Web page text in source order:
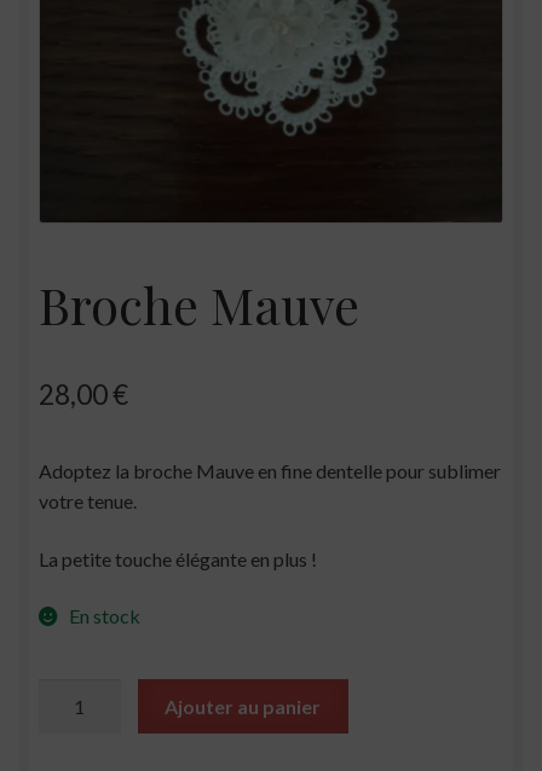
Broche Mauve
28,00€
Adoptez la broche Mauve en fine dentelle pour sublimer
votre tenue.
La petite touche élégante en plus !
En stock
Ajouter au panier